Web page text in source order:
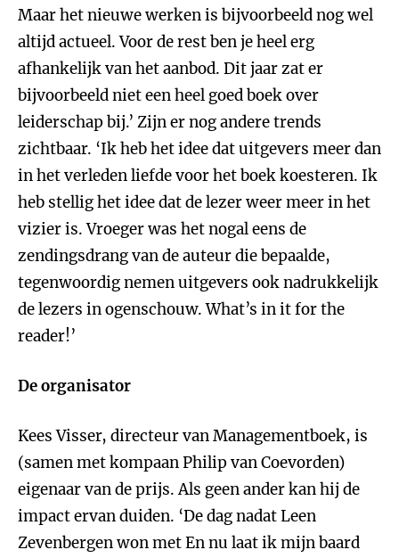
Maar het nieuwe werken is bijvoorbeeld nog wel
altijd actueel. Voor de rest ben je heel erg
afhankelijk van het aanbod. Dit jaar zat er
bijvoorbeeld niet een heel goed boek over
leiderschap bij.’ Zijn er nog andere trends
zichtbaar. ‘Ik heb het idee dat uitgevers meer dan
in het verleden liefde voor het boek koesteren. Ik
heb stellig het idee dat de lezer weer meer in het
vizier is. Vroeger was het nogal eens de
zendingsdrang van de auteur die bepaalde,
tegenwoordig nemen uitgevers ook nadrukkelijk
de lezers in ogenschouw. What’s in it for the
reader!’
De organisator
Kees Visser, directeur van Managementboek, is
(samen met kompaan Philip van Coevorden)
eigenaar van de prijs. Als geen ander kan hij de
impact ervan duiden. ‘De dag nadat Leen
Zevenbergen won met En nu laat ik mijn baard